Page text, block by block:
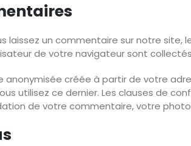
laissez un commentaire sur notre site,
de votre navigateur sont
anonymisée créée à partir de votre
utilisez ce dernier. Les clauses de
de votre commentaire, votre